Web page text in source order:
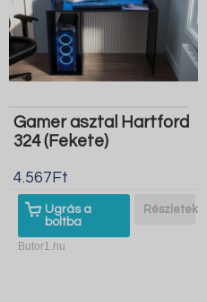
Gamer asztal Hartford
324 (Fekete)
4.567Ft
Ugrás a
boltba
Részletek
Butor1.hu